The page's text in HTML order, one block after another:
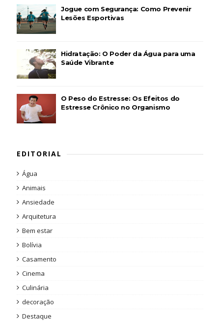
Jogue com Segurança: Como Prevenir
Lesões Esportivas
Hidratação: O Poder da Água para uma
Saúde Vibrante
O Peso do Estresse: Os Efeitos do
Estresse Crônico no Organismo
EDITORIAL
Água
Animais
Ansiedade
Arquitetura
Bem estar
Bolívia
Casamento
Cinema
Culinária
decoração
Destaque